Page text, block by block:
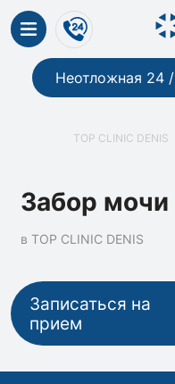
Неотложная 24
TOP CLINIC DENIS
Забор мочи
в TOP CLINIC DENIS
Записаться на
прием